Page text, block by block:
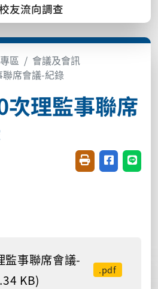
友流向調查
區
會議及會訊
席會議-紀錄
理監事聯席
友善列印(開新視
分享至臉書
分享
監事聯席會議-
KB)
.pdf